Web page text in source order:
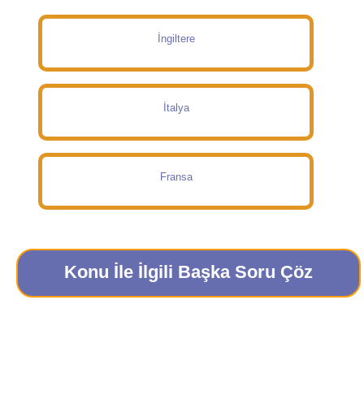
İngiltere
İtalya
Fransa
Konu İle İlgili Başka Soru Çöz